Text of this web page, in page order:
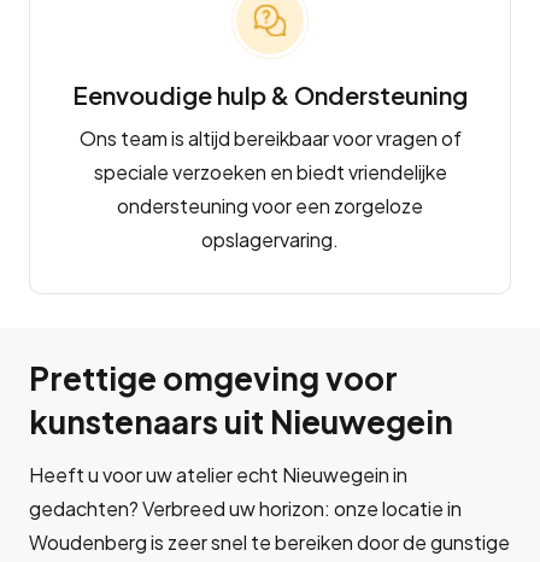
Eenvoudige hulp & Ondersteuning
Ons team is altijd bereikbaar voor vragen of
speciale verzoeken en biedt vriendelijke
ondersteuning voor een zorgeloze
opslagervaring.
Prettige omgeving voor
kunstenaars uit Nieuwegein
Heeft u voor uw atelier echt Nieuwegein in
gedachten? Verbreed uw horizon: onze locatie in
Woudenberg is zeer snel te bereiken door de gunstige